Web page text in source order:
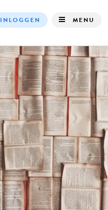
navigation
INLOGGEN MENU